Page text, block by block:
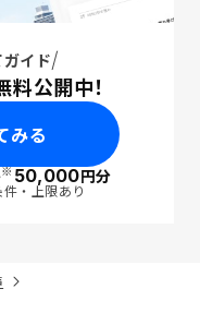
イド
公開中！
みる
※50,000円分
・上限あり